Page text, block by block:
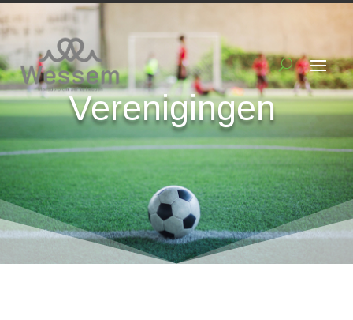
Verenigingen